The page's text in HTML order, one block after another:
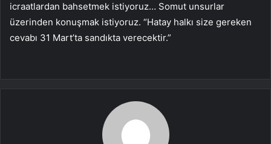
icraatlardan bahsetmek istiyoruz… Somut unsurlar
üzerinden konuşmak istiyoruz. “Hatay halkı size gereken
cevabı 31 Mart’ta sandıkta verecektir.”